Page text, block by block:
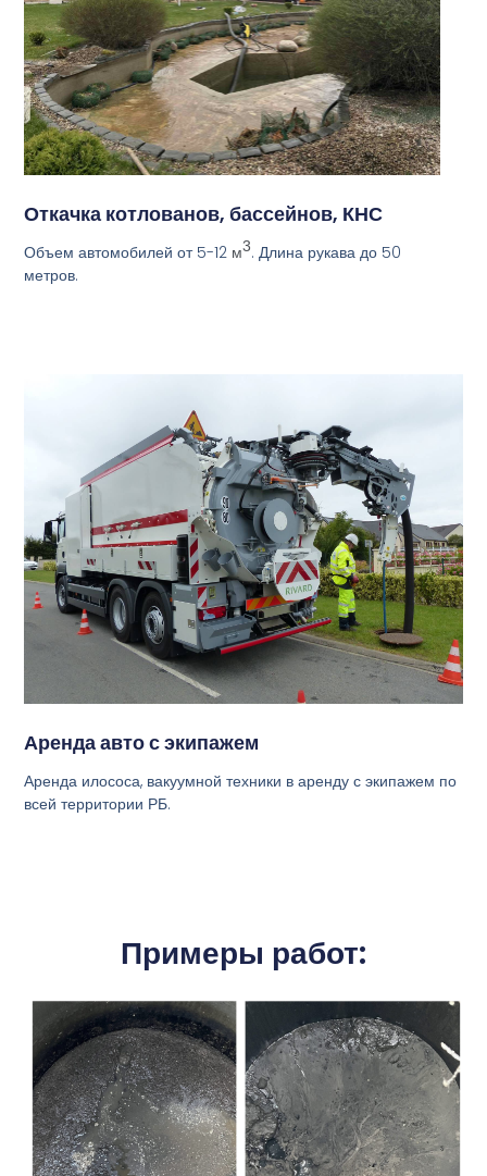
Откачка котлованов, бассейнов, КНС
Объем автомобилей от 5-12 м3. Длина рукава до 50
метров.
Аренда авто с экипажем
Аренда илососа, вакуумной техники в аренду с экипажем по
всей территории РБ.
Примеры работ: